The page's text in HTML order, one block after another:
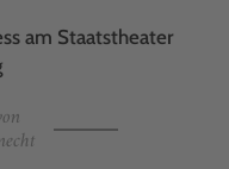
am Staatstheater